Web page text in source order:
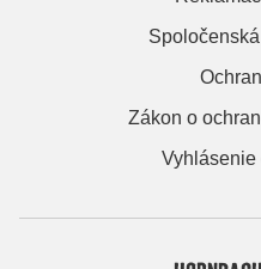
Zákon o
Vyhlásenie